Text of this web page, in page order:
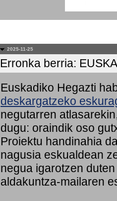
2025-11-25
Erronka berria:
Euskadiko Hegazti
deskargatzeko
negutarren
dugu: oraindik oso
Proiektu handinahia
nagusia eskualdean
negua igarotzen
aldakuntza-mailaren